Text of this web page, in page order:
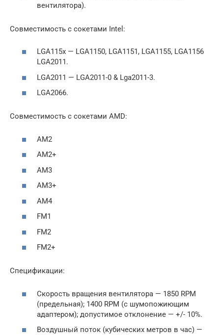
вентилятора).
Совместимость с сокетами Intel:
LGA115x — LGA1150, LGA1151, LGA1155, LGA1156
LGA2011.
LGA2011 — LGA2011-0 & Lga2011-3.
LGA2066.
Совместимость с сокетами AMD:
AM2
AM2+
AM3
AM3+
AM4
FM1
FM2
FM2+
Спецификации:
Скорость вращения вентилятора — 1850 RPM
(предельная); 1400 RPM (с шумопожиющим
адаптером); допустимое отклонение — +/- 10%.
Воздушный поток (кубических метров в час) —